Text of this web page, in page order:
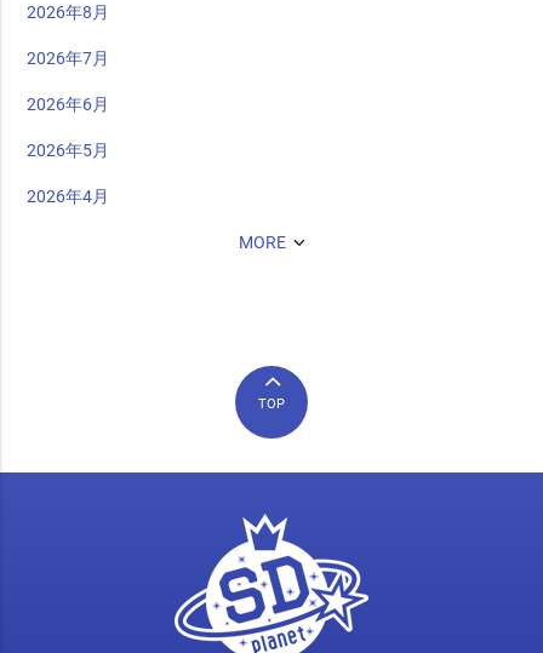
2026年8月
2026年7月
2026年6月
2026年5月
2026年4月
MORE
TOP